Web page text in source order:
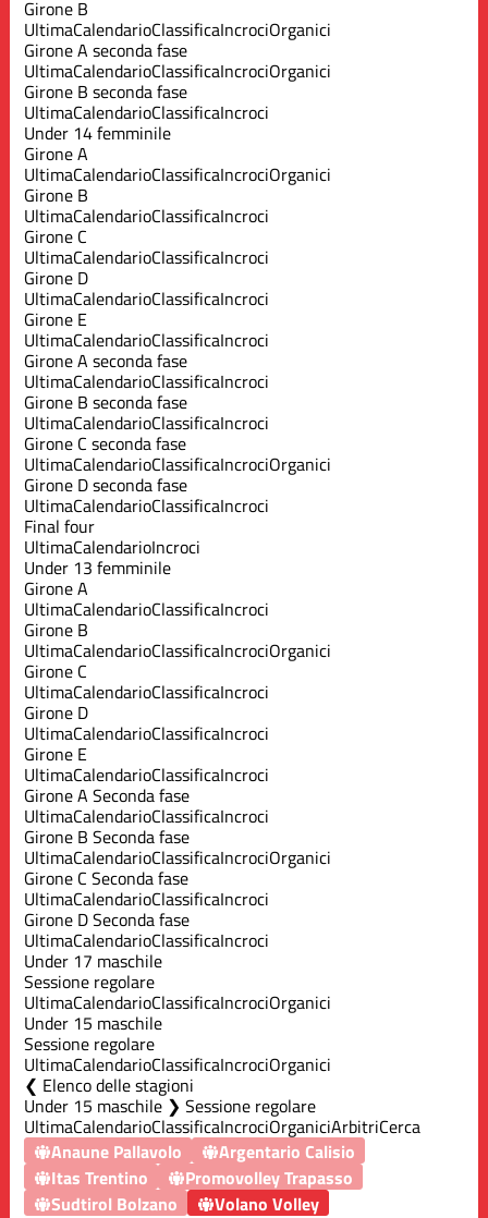
Girone B
UltimaCalendarioClassificaIncrociOrganici
Girone A seconda fase
UltimaCalendarioClassificaIncrociOrganici
Girone B seconda fase
UltimaCalendarioClassificaIncroci
Under 14 femminile
Girone A
UltimaCalendarioClassificaIncrociOrganici
Girone B
UltimaCalendarioClassificaIncroci
Girone C
UltimaCalendarioClassificaIncroci
Girone D
UltimaCalendarioClassificaIncroci
Girone E
UltimaCalendarioClassificaIncroci
Girone A seconda fase
UltimaCalendarioClassificaIncroci
Girone B seconda fase
UltimaCalendarioClassificaIncroci
Girone C seconda fase
UltimaCalendarioClassificaIncrociOrganici
Girone D seconda fase
UltimaCalendarioClassificaIncroci
Final four
UltimaCalendarioIncroci
Under 13 femminile
Girone A
UltimaCalendarioClassificaIncroci
Girone B
UltimaCalendarioClassificaIncrociOrganici
Girone C
UltimaCalendarioClassificaIncroci
Girone D
UltimaCalendarioClassificaIncroci
Girone E
UltimaCalendarioClassificaIncroci
Girone A Seconda fase
UltimaCalendarioClassificaIncroci
Girone B Seconda fase
UltimaCalendarioClassificaIncrociOrganici
Girone C Seconda fase
UltimaCalendarioClassificaIncroci
Girone D Seconda fase
UltimaCalendarioClassificaIncroci
Under 17 maschile
Sessione regolare
UltimaCalendarioClassificaIncrociOrganici
Under 15 maschile
Sessione regolare
UltimaCalendarioClassificaIncrociOrganici
Elenco delle stagioni
Under 15 maschile ❯ Sessione regolare
UltimaCalendarioClassificaIncrociOrganiciArbitriCerca
Anaune Pallavolo
Argentario Calisio
Itas Trentino
Promovolley Trapasso
Sudtirol Bolzano
Volano Volley